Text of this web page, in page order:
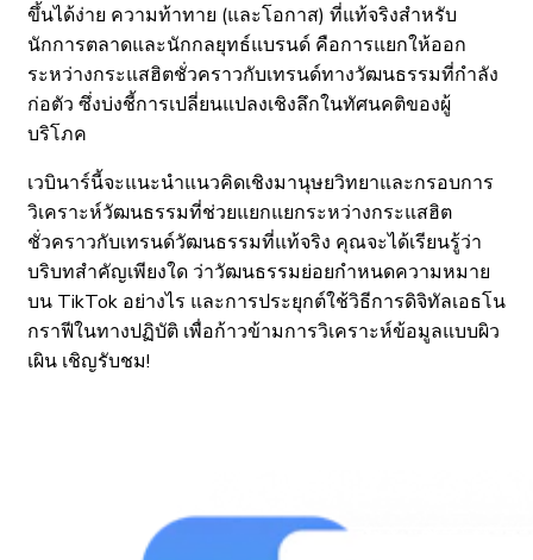
ขึ้นได้ง่าย ความท้าทาย (และโอกาส) ที่แท้จริงสำหรับ
นักการตลาดและนักกลยุทธ์แบรนด์ คือการแยกให้ออก
ระหว่างกระแสฮิตชั่วคราวกับเทรนด์ทางวัฒนธรรมที่กำลัง
ก่อตัว ซึ่งบ่งชี้การเปลี่ยนแปลงเชิงลึกในทัศนคติของผู้
บริโภค
เวบินาร์นี้จะแนะนำแนวคิดเชิงมานุษยวิทยาและกรอบการ
วิเคราะห์วัฒนธรรมที่ช่วยแยกแยกระหว่างกระแสฮิต
ชั่วคราวกับเทรนด์วัฒนธรรมที่แท้จริง คุณจะได้เรียนรู้ว่า
บริบทสำคัญเพียงใด ว่าวัฒนธรรมย่อยกำหนดความหมาย
บน TikTok อย่างไร และการประยุกต์ใช้วิธีการดิจิทัลเอธโน
กราฟีในทางปฏิบัติ เพื่อก้าวข้ามการวิเคราะห์ข้อมูลแบบผิว
เผิน เชิญรับชม!